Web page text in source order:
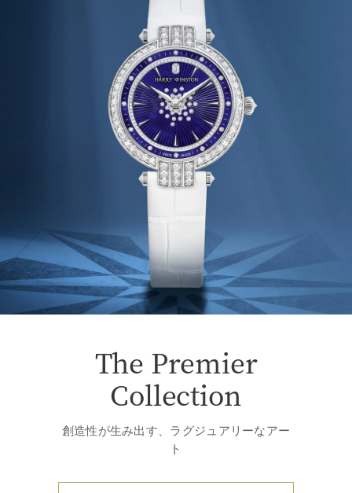
The Premier
Collection
創造性が生み出す、ラグジュアリーなアー
ト